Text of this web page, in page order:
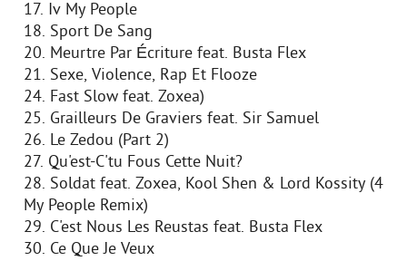
17. Iv My People
18. Sport De Sang
20. Meurtre Par Écriture feat. Busta Flex
21. Sexe, Violence, Rap Et Flooze
24. Fast Slow feat. Zoxea)
25. Grailleurs De Graviers feat. Sir Samuel
26. Le Zedou (Part 2)
27. Qu'est-C'tu Fous Cette Nuit?
28. Soldat feat. Zoxea, Kool Shen & Lord Kossity (4
My People Remix)
29. C'est Nous Les Reustas feat. Busta Flex
30. Ce Que Je Veux